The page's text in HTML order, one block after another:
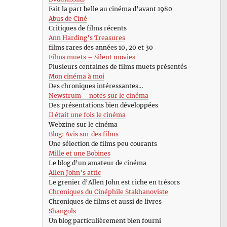
Fait la part belle au cinéma d’avant 1980
Abus de Ciné
Critiques de films récents
Ann Harding’s Treasures
films rares des années 10, 20 et 30
Films muets – Silent movies
Plusieurs centaines de films muets présentés
Mon cinéma à moi
Des chroniques intéressantes…
Newstrum – notes sur le cinéma
Des présentations bien développées
Il était une fois le cinéma
Webzine sur le cinéma
Blog: Avis sur des films
Une sélection de films peu courants
Mille et une Bobines
Le blog d’un amateur de cinéma
Allen John’s attic
Le grenier d’Allen John est riche en trésors
Chroniques du Cinéphile Stakhanoviste
Chroniques de films et aussi de livres
Shangols
Un blog particulièrement bien fourni